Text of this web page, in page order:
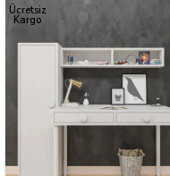
ürün
Ücretsiz
Kargo